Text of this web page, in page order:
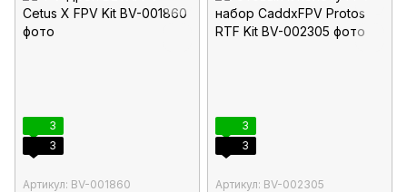
3
3
Артикул: BV-001860
3
3
Артикул: BV-002305